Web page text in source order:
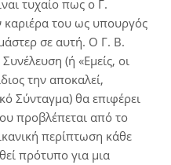
τυχαίο πως ο Γ.
καριέρα του ως υπουργός
σε αυτή. Ο Γ. Β.
Συνέλευση (ή «Εμείς, οι
την αποκαλεί,
Σύνταγμα) θα επιφέρει
προβλέπεται από το
περίπτωση κάθε
πρότυπο για μια